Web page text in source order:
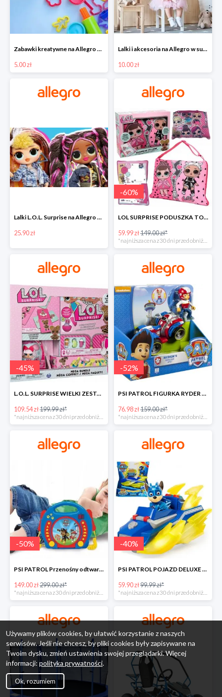
Zabawki kreatywne na Allegro w super cenach od 5 zł
5.00 zł
Lalki i akcesoria na Allegro w super cenach od 10 zł
10.00 zł
Lalki L.O.L. Surprise na Allegro w super cenach od 25,90 zł
25.90 zł
-60%
LOL SURPRISE PODUSZKA TOREBKA SEKRETNY SCHOWEK MP3 -59%
59.99 zł149.00 zł*
*najniższa cena z 30 dni przed obniżką
-45%
L.O.L. SURPRISE WIELKI ZESTAW NIESPODZIANKA 4 GRY -45%
109.54 zł199.99 zł*
-52%
PSI PATROL FIGURKA RYDER + QUAD POJAZD RATUNKOWY -51%
76.98 zł159.00 zł*
-50%
PSI PATROL Przenośny odtwarzacz CD Karaoke PAW -50%
149.00 zł299.00 zł*
*najniższa cena z 30 dni przed obniżką
-40%
PSI PATROL POJAZD DELUXE FIGURKA CHASE MIGHTY PUPS -40%
59.90 zł99.99 zł*
*najniższa cena z 30 dni przed obniżką
Używamy plików cookies, by ułatwić korzystanie z naszych
serwisów. Jeśli nie chcesz, by pliki cookies były zapisywane na
Twoim dysku, zmień ustawienia swojej przeglądarki. Więcej
informacji: polityka prywatności.
Ok, rozumiem